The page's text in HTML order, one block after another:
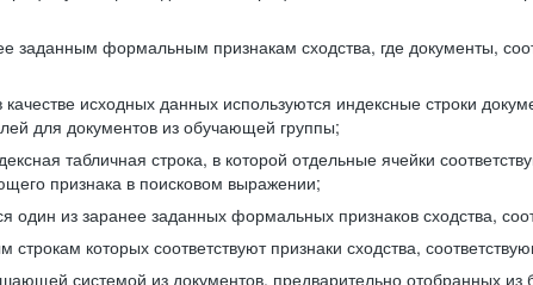
заданным формальным признакам сходства, где документы,
исходных данных используются индексные строки
для документов из обучающей группы;
табличная строка, в которой отдельные ячейки
признака в поисковом выражении;
один из заранее заданных формальных признаков сходства,
которых соответствуют признаки сходства,
системой из документов, предварительно отобранных из